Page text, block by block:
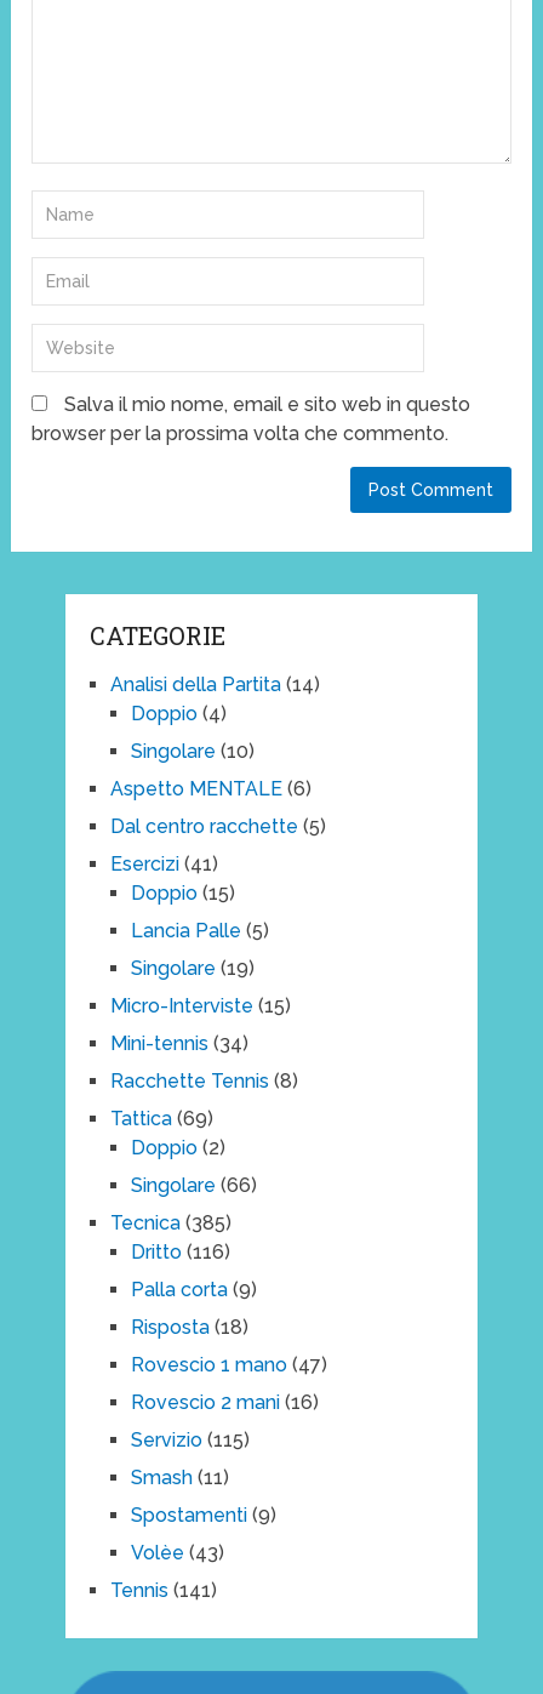
Salva il mio nome, email e sito web in questo
browser per la prossima volta che commento.
CATEGORIE
Analisi della Partita(14)
Doppio(4)
Singolare (10)
Aspetto MENTALE(6)
Dal centro racchette (5)
Esercizi(41)
Doppio(15)
Lancia Palle (5)
Singolare (19)
Micro-Interviste (15)
Mini-tennis (34)
Racchette Tennis (8)
Tattica(69)
Doppio(2)
Singolare (66)
Tecnica(385)
Dritto(116)
Palla corta(9)
Risposta(18)
Rovescio 1 mano(47)
Rovescio 2 mani(16)
Servizio(115)
Smash(11)
Spostamenti(9)
Volèe (43)
Tennis (141)